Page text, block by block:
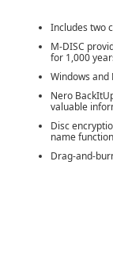
Includes two
M-DISC
for 1,000
Windows and
Nero
valuable
Disc
name
Drag-and-